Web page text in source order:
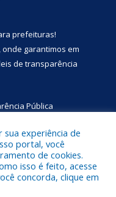
prefeituras!
onde garantimos em
de transparência
Pública
Municipal de
sua experiência de
portal, você
de cookies.
isso é feito, acesse
concorda, clique em